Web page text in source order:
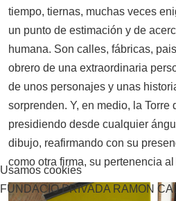
tiempo, tiernas, muchas veces
un punto de estimación y de
humana. Son calles, fábricas,
obrero de una extraordinaria
de unos personajes y unas
sorprenden. Y, en medio, la Torre
presidiendo desde cualquier
dibujo, reafirmando con su
como otra firma, su pertenencia
Usamos cookies
FUNDACIO PRIVADA RAMON